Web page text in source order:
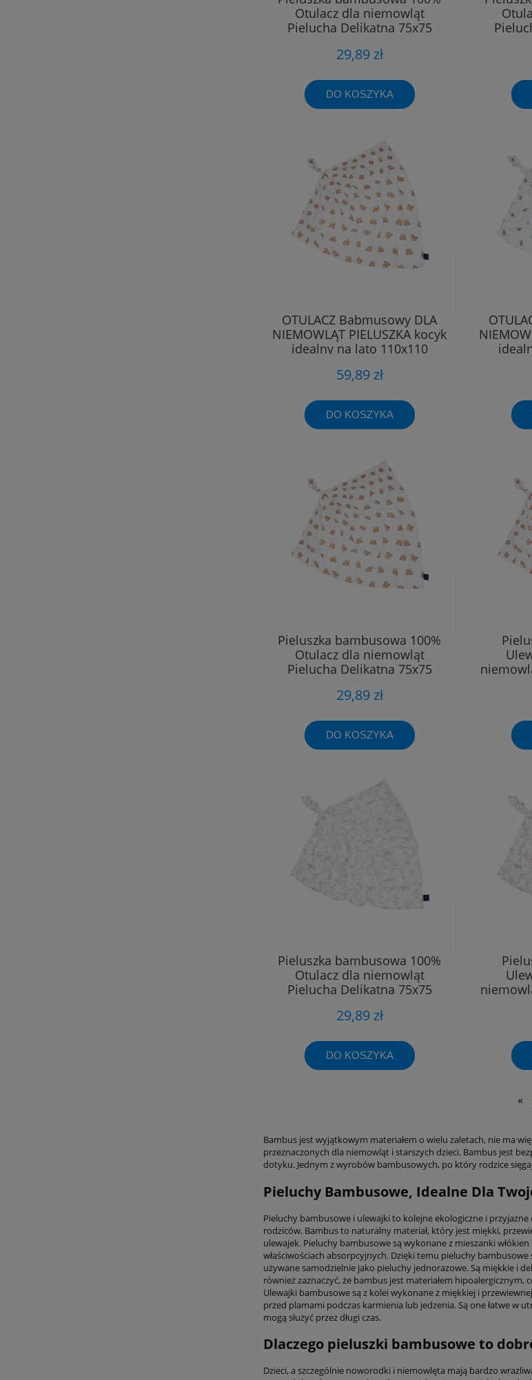
Otulacz dla niemowląt
Pielucha Delikatna 75x75
29,89 zł
DO KOSZYKA
OTULACZ Babmusowy DLA
NIEMOWLĄT PIELUSZKA kocyk
idealny na lato 110x110
59,89 zł
DO KOSZYKA
Pieluszka bambusowa 100%
Otulacz dla niemowląt
Pielucha Delikatna 75x75
29,89 zł
DO KOSZYKA
Pieluszka bambusowa 100%
Otulacz dla niemowląt
Pielucha Delikatna 75x75
29,89 zł
DO KOSZYKA
«
Bambus jest wyjątkowym materiałem o wielu zaletach, nie ma
przeznaczonych dla niemowląt i starszych dzieci. Bambus jest
dotyku. Jednym z wyrobów bambusowych, po który rodzice
Pieluchy Bambusowe, Idealne Dla
Pieluchy bambusowe i ulewajki to kolejne ekologiczne i
rodziców. Bambus to naturalny materiał, który jest miękki,
ulewajek. Pieluchy bambusowe są wykonane z mieszanki
właściwościach absorpcyjnych. Dzięki temu pieluchy
używane samodzielnie jako pieluchy jednorazowe. Są miękkie i
również zaznaczyć, że bambus jest materiałem hipoalergicznym,
Ulewajki bambusowe są z kolei wykonane z miękkiej i
przed plamami podczas karmienia lub jedzenia. Są one łatwe w
mogą służyć przez długi czas.
Dlaczego pieluszki bambusowe to
Dzieci, a szczególnie noworodki i niemowlęta mają bardzo